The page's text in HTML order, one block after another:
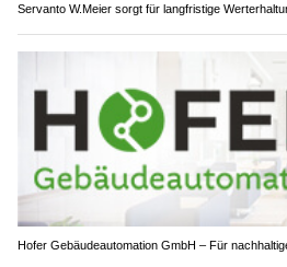
Servanto W.Meier sorgt für langfristige
Hofer Gebäudeautomation GmbH – Für